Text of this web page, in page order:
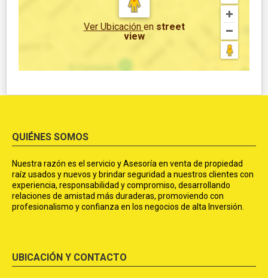
Ver Ubicación en street
view
QUIÉNES SOMOS
Nuestra razón es el servicio y Asesoría en venta de propiedad
raíz usados y nuevos y brindar seguridad a nuestros clientes con
experiencia, responsabilidad y compromiso, desarrollando
relaciones de amistad más duraderas, promoviendo con
profesionalismo y confianza en los negocios de alta Inversión.
UBICACIÓN Y CONTACTO